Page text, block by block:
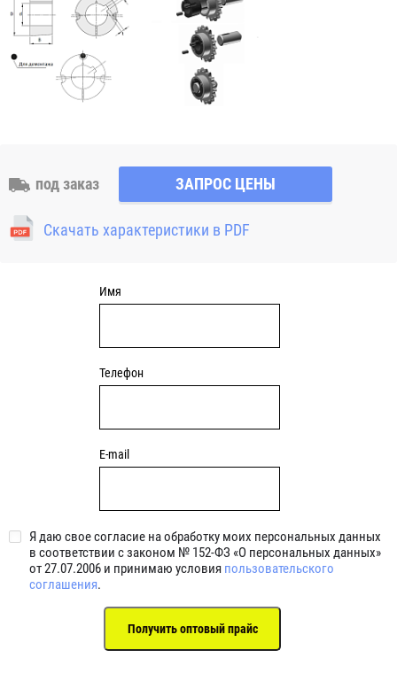
под заказ ЗАПРОС ЦЕНЫ
Скачать характеристики в PDF
Имя
Телефон
E-mail
Я даю свое согласие на обработку моих персональных данных
в соответствии с законом № 152-ФЗ «О персональных данных»
от 27.07.2006 и принимаю условия пользовательского
соглашения.